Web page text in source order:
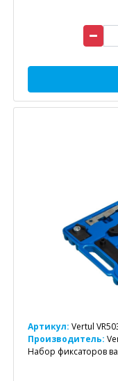
Артикул: Vertul
Производитель:
Набор фиксаторов